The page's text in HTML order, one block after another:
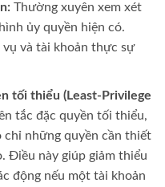
Thường xuyên xem xét
ủy quyền hiện có.
và tài khoản thực sự
tối thiểu (Least-Privilege
tắc đặc quyền tối thiểu,
chỉ những quyền cần thiết
Điều này giúp giảm thiểu
động nếu một tài khoản